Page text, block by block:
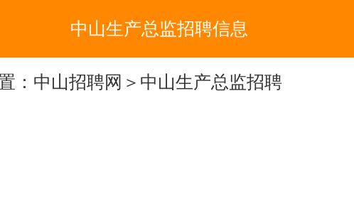
中山生产总监招聘信息
： 中山招聘网 ＞中山生产总监招聘